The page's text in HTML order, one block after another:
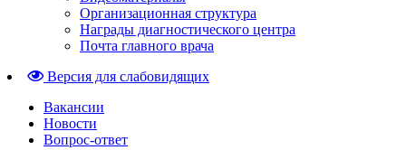
Организационная структура
Награды диагностического центра
Почта главного врача
Версия для слабовидящих
Вакансии
Новости
Вопрос-ответ